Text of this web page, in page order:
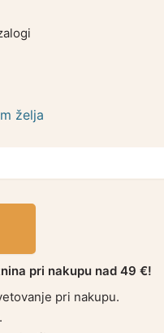
želja
pri nakupu nad 49 €!
pri nakupu.